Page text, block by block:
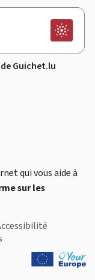
Guichet.lu
qui vous aide à
sur les